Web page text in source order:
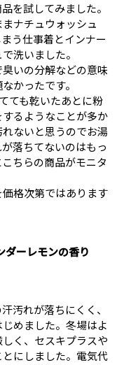
を試してみました。
ナチュウォッシュ
う仕事着とインナー
洗いました。
いの分解などの意味
かったです。
ても乾いたあとに粉
るようなことが多か
ないと思うのでお湯
落ちてないのはもっ
ちらの商品がモニタ
格次第ではあります
ダーレモンの香り
汚れが落ちにくく、
めました。冬場はよ
く、セスキプラスや
にしました。電気代